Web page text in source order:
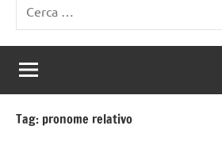
per:
Tag: pronome relativo